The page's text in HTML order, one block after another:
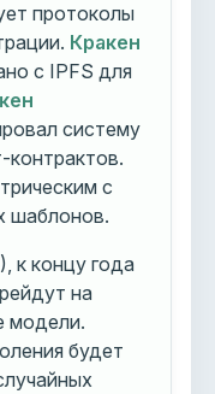
протоколы
Кракен
с IPFS для
систему
контрактов.
с
шаблонов.
к концу года
на
модели.
будет